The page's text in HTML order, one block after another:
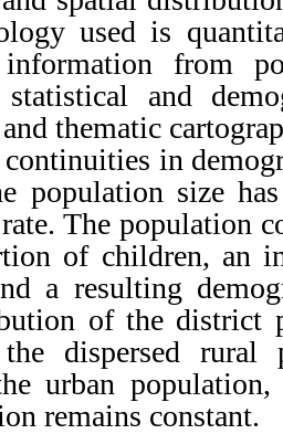
used is
from
and
thematic
continuities in
population size
The population
of children, an
a resulting
of the district
dispersed rural
urban
remains constant.